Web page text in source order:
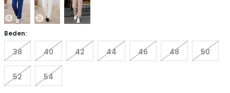
Beden:
38 40 42 44 46 48 50
52 54